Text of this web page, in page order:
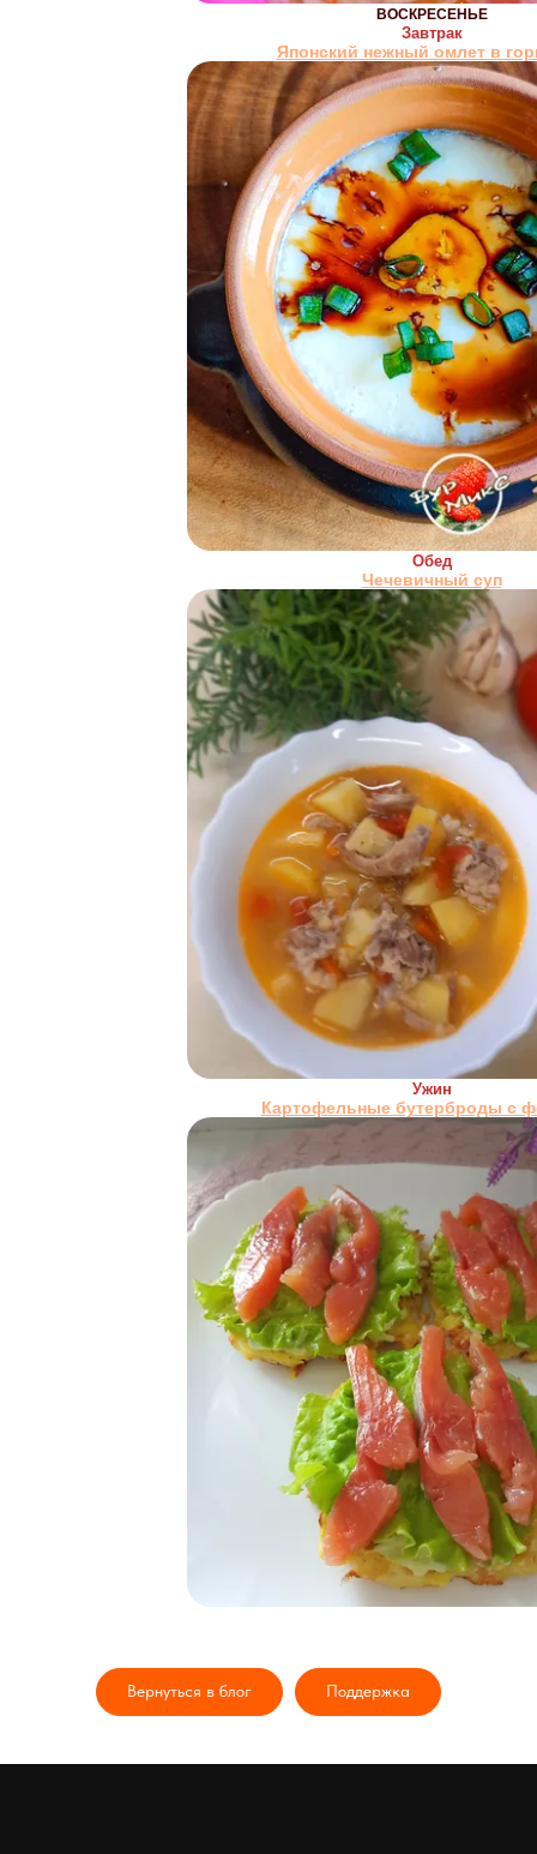
ВОСКРЕСЕНЬЕ
Завтрак
Японский нежный омлет в
Обед
Чечевичный суп
Ужин
Картофельные бутерброды с
Вернуться в блог Поддержка